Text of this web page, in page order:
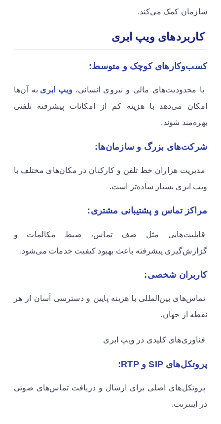
سازمان کمک می‌کند.
کاربردهای ویپ ابری
کسب‌وکارهای کوچک و متوسط:
با محدودیت‌های مالی و نیروی انسانی،ویپ ابری به آن‌ها
امکان می‌دهد با هزینه کم از امکانات پیشرفته تلفنی
بهره‌مند شوند.
شرکت‌های بزرگ و سازمان‌ها:
مدیریت هزاران خط تلفن و کارکنان در مکان‌های مختلف با
ویپ ابری بسیار ساده‌تر است.
مراکز تماس و پشتیبانی مشتری:
قابلیت‌هایی مثل صف تماس، ضبط مکالمات و
گزارش‌گیری پیشرفته باعث بهبود کیفیت خدمات می‌شود.
کاربران شخصی:
تماس‌های بین‌المللی با هزینه پایین و دسترسی آسان از هر
نقطه از جهان.
فناوری‌های کلیدی در ویپ ابری
پروتکل‌های SIP و RTP:
پروتکل‌های اصلی برای ارسال و دریافت تماس‌های صوتی
در اینترنت.